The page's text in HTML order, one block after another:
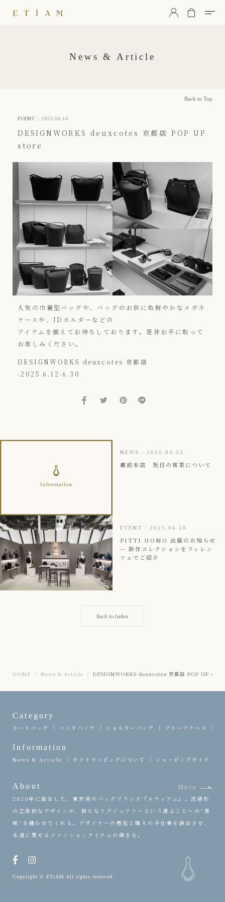
News & Article
Back to Top
EVENT : 2025.06.14
DESIGNWORKS deuxcotes 京都店 POP UP
store
人気の巾着型バッグや、バッグのお供に色鮮やかなメガネ
ケースや、IDホルダーなどの
アイテムを揃えてお待ちしております。是非お手に取って
お楽しみください。
DESIGNWORKS deuxcotes 京都店
-2025.6.12-6.30
NEWS : 2025.04.23
蔵前本店 祝日の営業について
Back to Index
EVENT : 2025.06.18
PITTI UOMO 出展のお知らせ
— 新作コレクションをフィレン
ツェでご紹介
HOME News & Article DESIGNWORKS deuxcotes 京都店 POP UP store
About
More
2020年に誕生した、東京発のバッグブランド『エティアム』。流線形
の立体的なデザインが、新たなラグジュアリーという選ぶことへの“意
味”を纏わせてくれる。デザイナーの感性と職人の手仕事を融合させ、
永遠に愛せるファッションアイテムの輝きを。
Information
News & Article ギフトラッピングについて ショッピングガイド
Category
トートバッグ ハンドバッグ ショルダーバッグ ブリーフケース
Copyright © ETiAM All rights reserved.